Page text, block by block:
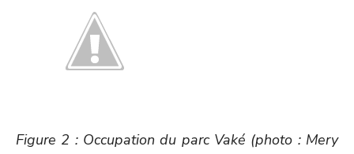
Figure 2 : Occupation du parc Vaké (photo : Mery